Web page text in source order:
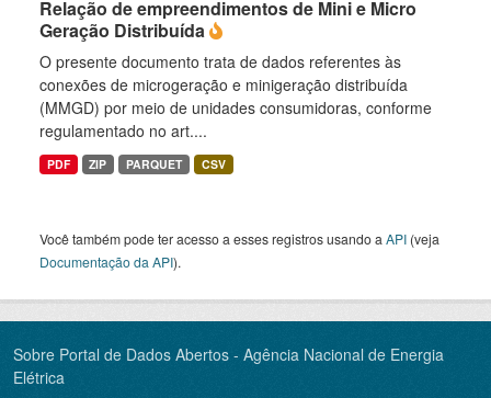
Relação de empreendimentos de Mini e Micro
Geração Distribuída
O presente documento trata de dados referentes às
conexões de microgeração e minigeração distribuída
(MMGD) por meio de unidades consumidoras, conforme
regulamentado no art....
PDF ZIP PARQUET CSV
Você também pode ter acesso a esses registros usando a API (veja
Documentação da API).
Sobre Portal de Dados Abertos - Agência Nacional de Energia
Elétrica